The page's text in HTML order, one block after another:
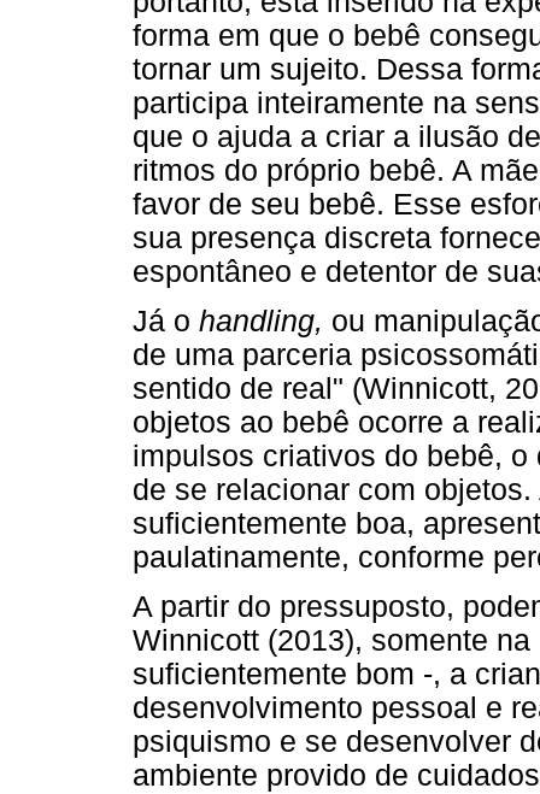
forma em que o bebê
tornar um sujeito. Dessa
participa inteiramente na
que o ajuda a criar a ilusão
ritmos do próprio bebê. A
favor de seu bebê. Esse
sua presença discreta
espontâneo e detentor de
Já o handling, ou
de uma parceria
sentido de real" (Winnicott,
objetos ao bebê ocorre a
impulsos criativos do bebê,
de se relacionar com
suficientemente boa,
paulatinamente, conforme
A partir do pressuposto,
Winnicott (2013), somente
suficientemente bom -, a
desenvolvimento pessoal e
psiquismo e se desenvolver
ambiente provido de